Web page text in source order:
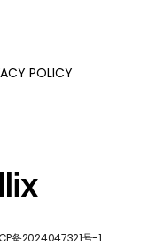
POLICY
备2024047321号-1